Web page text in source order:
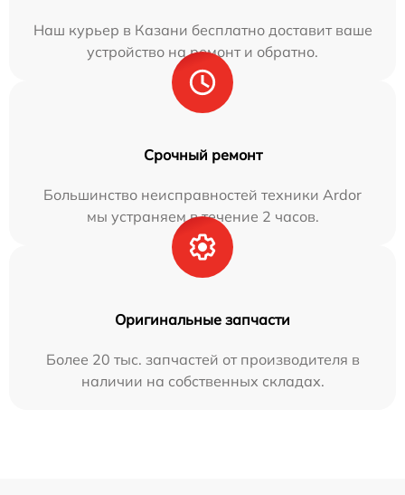
Наш курьер в Казани бесплатно доставит ваше
устройство на ремонт и обратно.
Срочный ремонт
Большинство неисправностей техники Ardor
мы устраняем в течение 2 часов.
Оригинальные запчасти
Более 20 тыс. запчастей от производителя в
наличии на собственных складах.